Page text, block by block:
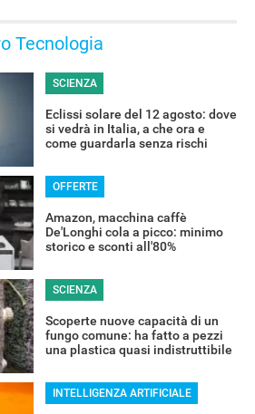
Tecnologia
SCIENZA
Eclissi solare del 12 agosto: dove
si vedrà in Italia, a che ora e
come guardarla senza rischi
OFFERTE
Amazon, macchina caffè
De'Longhi cola a picco: minimo
storico e sconti all'80%
SCIENZA
Scoperte nuove capacità di un
fungo comune: ha fatto a pezzi
una plastica quasi indistruttibile
INTELLIGENZA ARTIFICIALE